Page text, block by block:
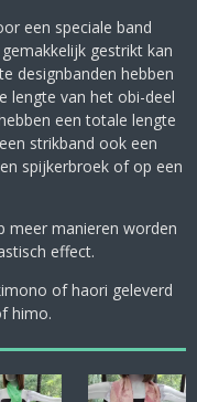
een speciale band
gestrikt kan
designbanden hebben
lengte van het obi-deel
een totale lengte
strikband ook een
spijkerbroek of op een
meer manieren worden
effect.
of haori geleverd
himo.